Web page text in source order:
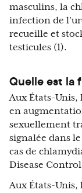
masculins, la
infection de
recueille et
testicules (1).
Quelle est la
Aux États-
en
sexuellement
signalée dans
cas de
Disease Control
Aux États-